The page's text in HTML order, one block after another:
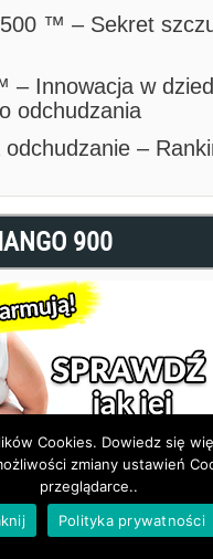
™ – Sekret
– Innowacja w
odchudzania
odchudzanie –
900
Cookies. Dowiedz się
zmiany ustawień
przeglądarce..
Polityka prywatności